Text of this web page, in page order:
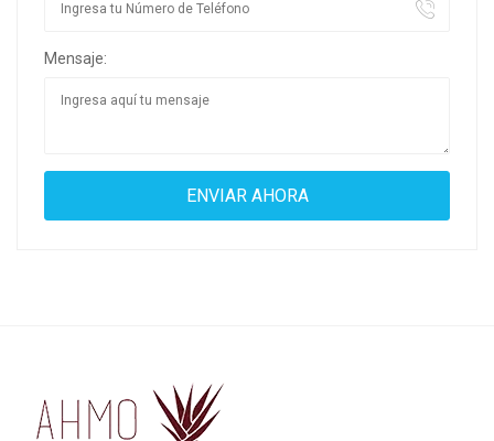
Mensaje: